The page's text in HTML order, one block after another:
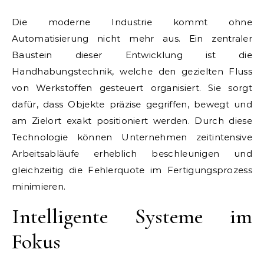
Die moderne Industrie kommt ohne
Automatisierung nicht mehr aus. Ein zentraler
Baustein dieser Entwicklung ist die
Handhabungstechnik, welche den gezielten Fluss
von Werkstoffen gesteuert organisiert. Sie sorgt
dafür, dass Objekte präzise gegriffen, bewegt und
am Zielort exakt positioniert werden. Durch diese
Technologie können Unternehmen zeitintensive
Arbeitsabläufe erheblich beschleunigen und
gleichzeitig die Fehlerquote im Fertigungsprozess
minimieren.
Intelligente Systeme im
Fokus